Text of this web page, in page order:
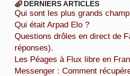
DERNIERS ARTICLES
Qui sont les plus grands
Qui était Arpad Elo ?
Questions drôles en direct de Facebook (avec les
réponses).
Les Péages à Flux libre en
Messenger : Comment récupérer et lire toutes les